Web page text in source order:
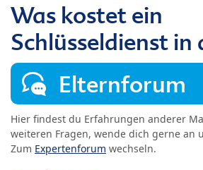
Was kostet ein
Schlüsseldienst in
Elternforum
Hier findest du Erfahrungen anderer
weiteren Fragen, wende dich gerne an
Zum Expertenforum wechseln.